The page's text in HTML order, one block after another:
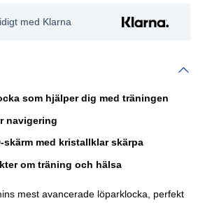
med Klarna
som hjälper dig med träningen
navigering
skärm med kristallklar skärpa
om träning och hälsa
mest avancerade löparklocka, perfekt